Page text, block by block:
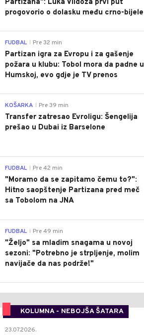
Partizana": Luka Vildoza prvi put
progovorio o dolasku među crno-bijele
FUDBAL Pre 32 min
Partizan igra za Evropu i za gašenje
požara u klubu: Tobol mora da padne u
Humskoj, evo gdje je TV prenos
KOŠARKA Pre 39 min
Transfer zatresao Evroligu: Šengelija
prešao u Dubai iz Barselone
FUDBAL Pre 42 min
"Moramo da se zapitamo čemu to?":
Hitno saopštenje Partizana pred meč
sa Tobolom na JNA
FUDBAL Pre 49 min
"Željo" sa mladim snagama u novoj
sezoni: "Potrebno je strpljenje, molim
navijače da nas podrže!"
KOLUMNA - NEBOJŠA ŠATARA
23.07.2026.